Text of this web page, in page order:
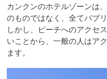
カンクンのホテルゾーンは
のものではなく、全てパブ
しかし、ビーチへのアクセ
いことから、一般の人はア
ます。